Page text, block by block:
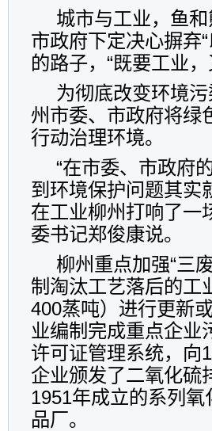
城市与工业，鱼
市政府下定决心摒弃
的路子，“既要工业
为彻底改变环境
州市委、市政府将绿
行动治理环境。
“在市委、市政府
到环境保护问题其实
在工业柳州打响了一
委书记郑俊康说。
柳州重点加强“三
制淘汰工艺落后的工
400蒸吨）进行更新
业编制完成重点企业
许可证管理系统，向
企业颁发了二氧化硫
1951年成立的系列
品厂。